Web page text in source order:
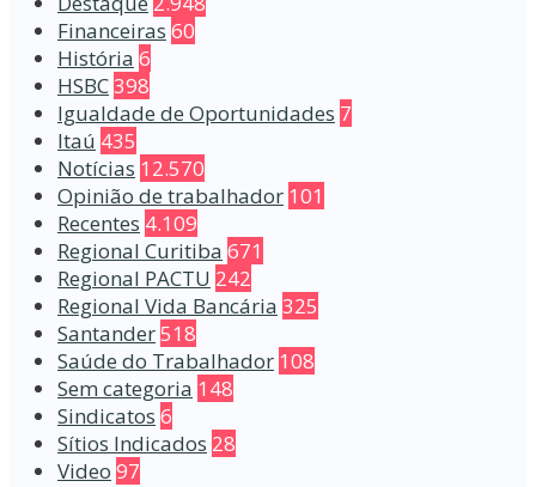
Financeiras 60
História 6
HSBC398
Igualdade de Oportunidades 7
Itaú 435
Notícias 12.570
Opinião de trabalhador 101
Recentes 4.109
Regional Curitiba 671
Regional PACTU 242
Regional Vida Bancária 325
Santander518
Saúde do Trabalhador 108
Sem categoria 148
Sindicatos 6
Sítios Indicados 28
Video 97